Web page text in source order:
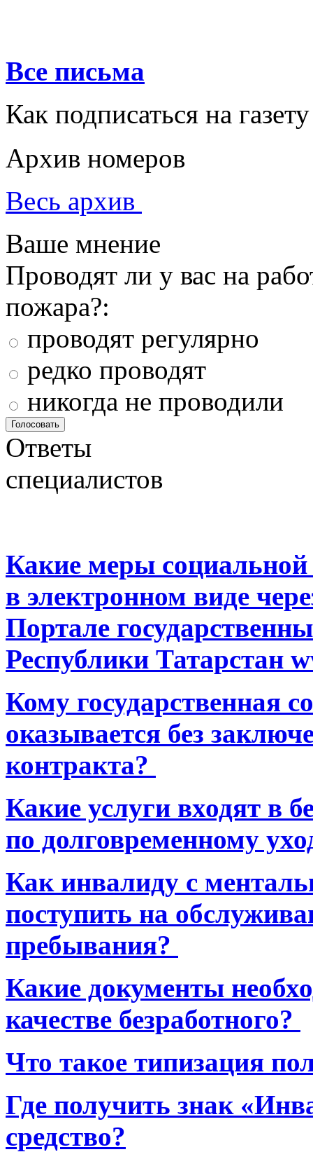
Все письма
Как подписаться на газету
Архив номеров
Весь архив
Ваше мнение
Проводят ли у вас на
пожара?:
проводят регулярно
редко проводят
никогда не проводили
Ответы
специалистов
Какие меры
в электронном виде
Портале
Республики Татарстан
Кому государственная
оказывается без
контракта?
Какие услуги входят в
по долговременному
Как инвалиду с
поступить на
пребывания?
Какие документы
качестве безработного?
Что такое типизация
Где получить знак
средство?